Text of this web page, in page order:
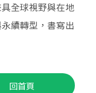
全球視野與在地
續轉型，書寫出
回首頁